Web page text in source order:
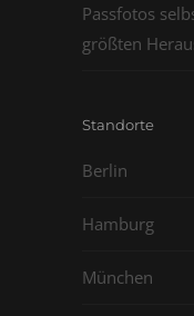
Passfotos
größten
Standorte
Berlin
Hamburg
München